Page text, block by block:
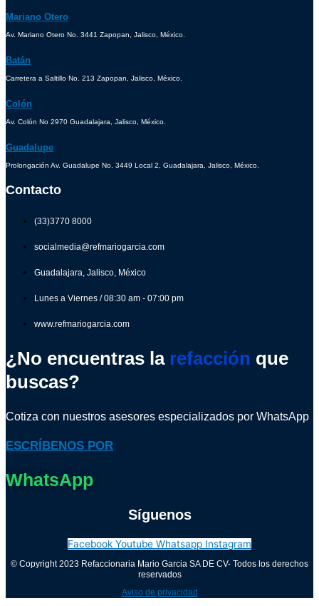
Mariano Otero
Av. Mariano Otero No. 3441 Zapopan, Jalisco, México.
Batán
Carretera a Saltillo No. 213 Zapopan, Jalisco, México.
Colón
Av. Colón No 2970 Guadalajara, Jalisco, México.
Guadalupe
Prolongación Av. Guadalupe No. 3449 Local 2, Guadalajara, Jalisco, México.
Contacto
(33)3770 8000
socialmedia@refmariogarcia.com
Guadalajara, Jalisco, México
Lunes a Viernes / 08:30 am - 07:00 pm
www.refmariogarcia.com
¿No encuentras la refacción que
buscas?
Cotiza con nuestros asesores especializados por WhatsApp
ESCRÍBENOS POR
WhatsApp
Síguenos
Facebook Youtube Whatsapp Instagram
© Copyright 2023 Refaccionaria Mario Garcia SA DE CV- Todos los derechos
reservados
Aviso de privacidad